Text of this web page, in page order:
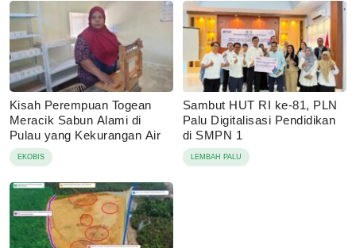
Kisah Perempuan Togean
Meracik Sabun Alami di
Pulau yang Kekurangan Air
EKOBIS
Sambut HUT RI ke-81, PLN
Palu Digitalisasi Pendidikan
di SMPN 1
LEMBAH PALU